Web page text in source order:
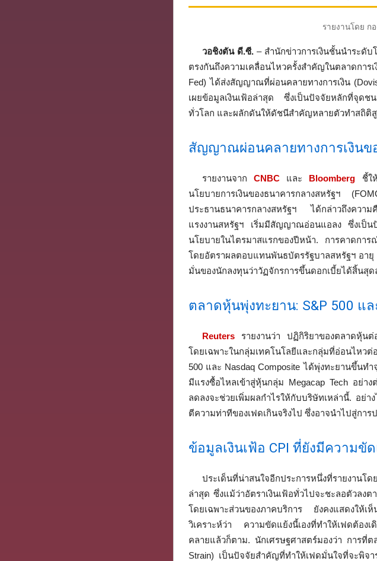
รายงานโดย ก
วอชิงตัน ดี.ซี.– สำนักข่าวการเงินชั้นนำระดับ
ตรงกันถึงความเคลื่อนไหวครั้งสำคัญในตลาดการ
Fed) ได้ส่งสัญญาณที่ผ่อนคลายทางการเงิน
เผยข้อมูลเงินเฟ้อล่าสุด ซึ่งเป็นปัจจัยหลักที่จุดช
ทั่วโลก และผลักดันให้ดัชนีสำคัญหลายตัวทำสถิติ
สัญญาณผ่อนคลายทางการเงินข
รายงานจาก CNBCและ Bloomberg ชี้ใ
นโยบายการเงินของธนาคารกลางสหรัฐฯ
ประธานธนาคารกลางสหรัฐฯ ได้กล่าวถึงควา
แรงงานสหรัฐฯ เริ่มมีสัญญาณอ่อนแอลง ซึ่งเป็น
นโยบายในไตรมาสแรกของปีหน้า. การคาดกา
โดยอัตราผลตอบแทนพันธบัตรรัฐบาลสหรัฐฯ อายุ
มั่นของนักลงทุนว่าวัฏจักรการขึ้นดอกเบี้ยได้สิ้นสุด
ตลาดหุ้นพุ่งทะยาน: S&P 500 แ
Reutersรายงานว่า ปฏิกิริยาของตลาดหุ้นต่
โดยเฉพาะในกลุ่มเทคโนโลยีและกลุ่มที่อ่อนไหว
500 และ Nasdaq Composite ได้พุ่งทะยานขึ้นท
มีแรงซื้อไหลเข้าสู่หุ้นกลุ่ม Megacap Tech อย่าง
ลดลงจะช่วยเพิ่มผลกำไรให้กับบริษัทเหล่านี้. อย่า
ตีความท่าทีของเฟดเกินจริงไป ซึ่งอาจนำไปสู่การ
ข้อมูลเงินเฟ้อ CPI ที่ยังมีความขั
ประเด็นที่น่าสนใจอีกประการหนึ่งที่รายงานโดย
ล่าสุด ซึ่งแม้ว่าอัตราเงินเฟ้อทั่วไปจะชะลอตัวลง
โดยเฉพาะส่วนของภาคบริการ ยังคงแสดงให้เ
วิเคราะห์ว่า ความขัดแย้งนี้เองที่ทำให้เฟดต้อ
คลายแล้วก็ตาม. นักเศรษฐศาสตร์มองว่า การที่ต
Strain) เป็นปัจจัยสำคัญที่ทำให้เฟดมั่นใจที่จะพิจ